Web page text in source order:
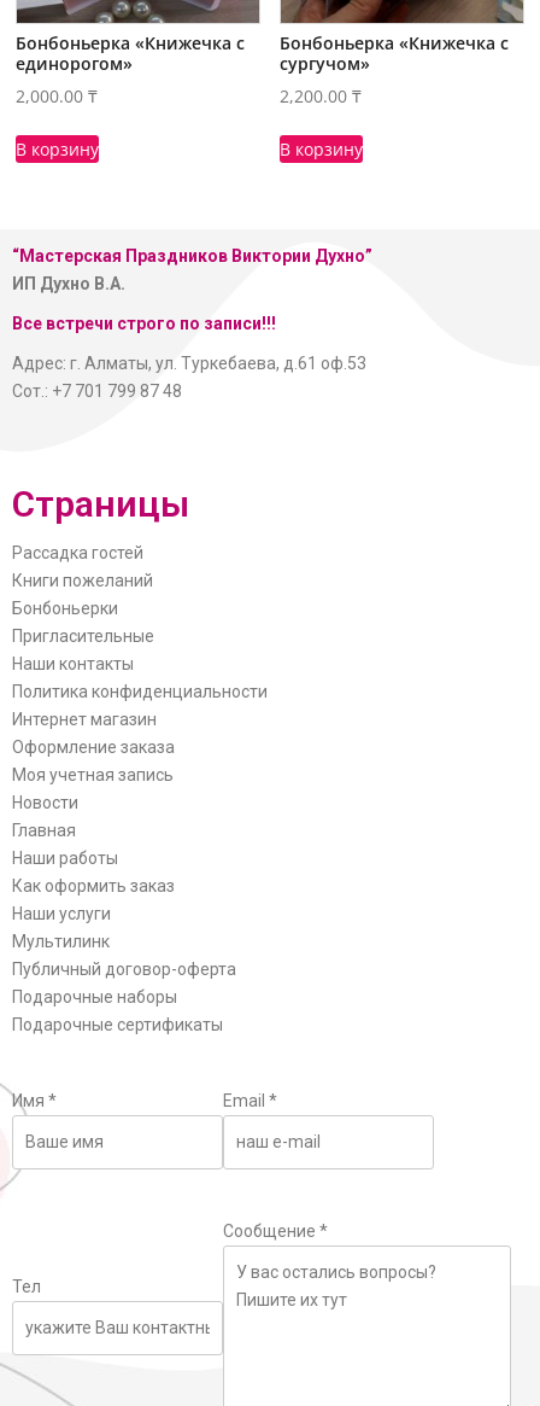
Бонбоньерка «Книжечка с
единорогом»
2,000.00₸
В корзину
Бонбоньерка «Книжечка с
сургучом»
2,200.00₸
В корзину
“Мастерская Праздников Виктории Духно”
ИП Духно В.А.
Все встречи строго по записи!!!
Адрес: г. Алматы, ул. Туркебаева, д.61 оф.53
Сот.: +7 701 799 87 48
Страницы
Рассадка гостей
Книги пожеланий
Бонбоньерки
Пригласительные
Наши контакты
Политика конфиденциальности
Интернет магазин
Оформление заказа
Моя учетная запись
Новости
Главная
Наши работы
Как оформить заказ
Наши услуги
Мультилинк
Публичный договор-оферта
Подарочные наборы
Подарочные сертификаты
Имя * Email *
Тел
Сообщение *